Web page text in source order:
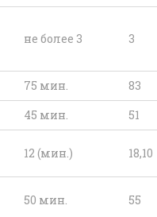
не более 3 3
75 мин.
83
45 мин.
51
12 (мин.) 18,10
50 мин. 55